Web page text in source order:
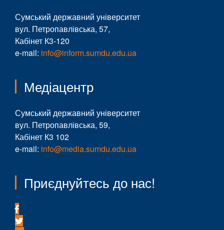
Сумський державний університет
вул. Петропавлівська, 57,
Кабінет К3-120
e-mail: info@inform.sumdu.edu.ua
Медіацентр
Сумський державний університет
вул. Петропавлівська, 59,
Кабінет К3 102
e-mail: info@media.sumdu.edu.ua
Приєднуйтесь до нас!